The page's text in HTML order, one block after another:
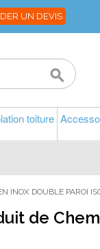
UN DEVIS
toiture
INOX DOUBLE PAROI
de